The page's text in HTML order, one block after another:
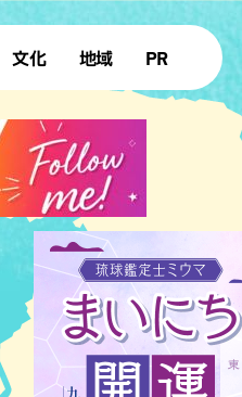
文化
復帰50年
地域
本島北部
本島南部
北部離島
PR